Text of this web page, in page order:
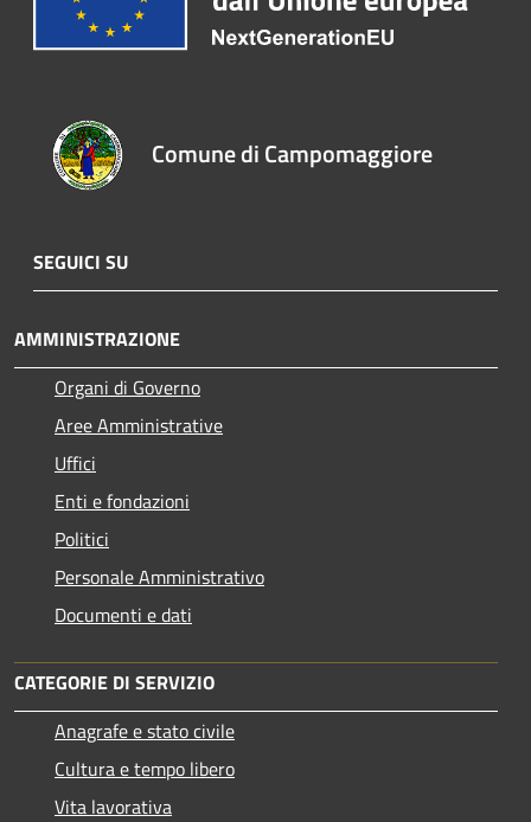
Comune di Campomaggiore
SEGUICI SU
AMMINISTRAZIONE
Organi di Governo
Aree Amministrative
Uffici
Enti e fondazioni
Politici
Personale Amministrativo
Documenti e dati
CATEGORIE DI SERVIZIO
Anagrafe e stato civile
Cultura e tempo libero
Vita lavorativa